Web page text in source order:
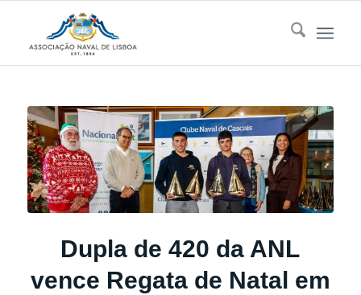
Dupla de 420 da ANL
vence Regata de Natal em